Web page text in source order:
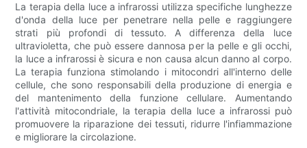
La terapia della luce a infrarossi utilizza specifiche lunghezze
d'onda della luce per penetrare nella pelle e raggiungere
strati più profondi di tessuto. A differenza della luce
ultravioletta, che può essere dannosa per la pelle e gli occhi,
la luce a infrarossi è sicura e non causa alcun danno al corpo.
La terapia funziona stimolando i mitocondri all'interno delle
cellule, che sono responsabili della produzione di energia e
del mantenimento della funzione cellulare. Aumentando
l'attività mitocondriale, la terapia della luce a infrarossi può
promuovere la riparazione dei tessuti, ridurre l'infiammazione
e migliorare la circolazione.